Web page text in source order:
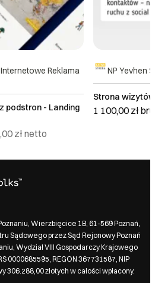
Reklama
podstron - Landing
złnetto
NP Yevhen
Strona
1 100,00 zł
Wierzbięcice 1B, 61-569 Poznań,
Sądowego przez Sąd Rejonowy Poznań
Wydział VIII Gospodarczy Krajowego
0000685595, REGON 367731587, NIP
306.288,00 złotych w całości wpłacony.